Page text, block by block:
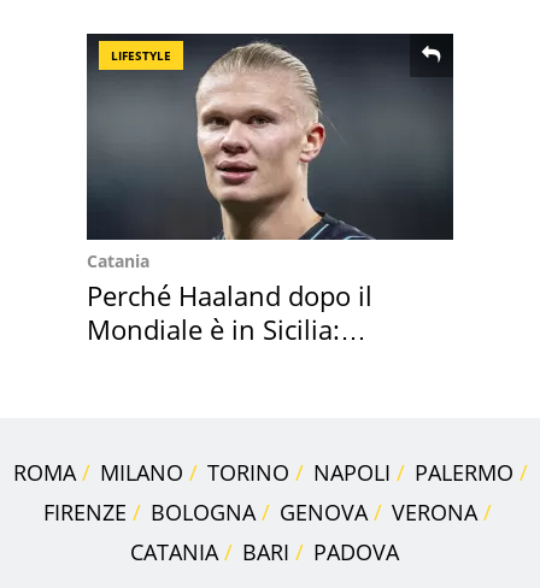
LIFESTYLE
Catania
Perché Haaland dopo il
Mondiale è in Sicilia:
ROMA MILANO TORINO NAPOLI
PALERMO
FIRENZE
BOLOGNA GENOVA
VERONA
CATANIA
BARI PADOVA